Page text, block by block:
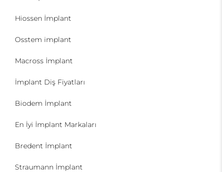
Hiossen İmplant
Osstem implant
Macross İmplant
İmplant Diş Fiyatları
Biodem İmplant
En İyi İmplant Markaları
Bredent İmplant
Straumann İmplant